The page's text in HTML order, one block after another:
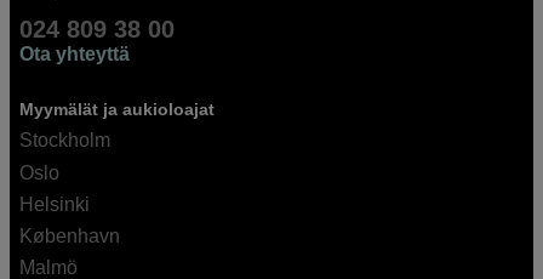
024 809 38 00
Ota yhteyttä
Myymälät ja aukioloajat
Stockholm
Oslo
Helsinki
København
Malmö